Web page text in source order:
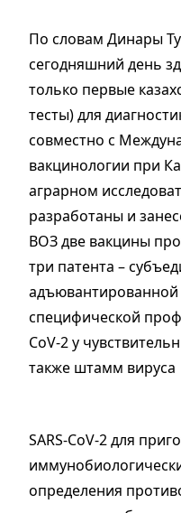
По словам Динары
сегодняшний день
только первые
тесты) для
совместно с
вакцинологии при
аграрном
разработаны и
ВОЗ две вакцины
три патента –
адъювантированной
специфической
CoV-2 у
также штамм вируса
SARS-CoV-2 для
определения